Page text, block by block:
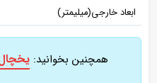
ابعاد خارجی(میلیمتر)
همچنین بخوانید: